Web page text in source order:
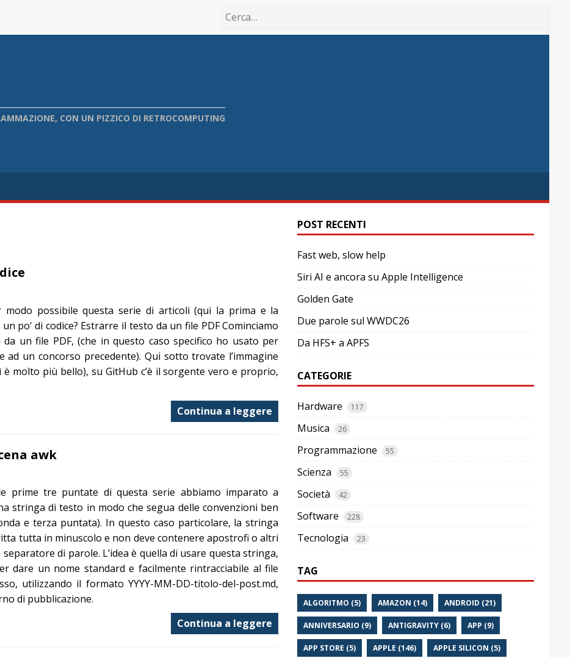
CON UN PIZZICO DI RETROCOMPUTING
modo possibile questa serie di articoli (qui la prima e la
po’ di codice? Estrarre il testo da un file PDF Cominciamo
un file PDF, (che in questo caso specifico ho usato per
un concorso precedente). Qui sotto trovate l’immagine
molto più bello), su GitHub c’è il sorgente vero e proprio,
Continua a leggere
awk
prime tre puntate di questa serie abbiamo imparato a
stringa di testo in modo che segua delle convenzioni ben
e terza puntata). In questo caso particolare, la stringa
tutta in minuscolo e non deve contenere apostrofi o altri
di parole. L’idea è quella di usare questa stringa,
dare un nome standard e facilmente rintracciabile al file
utilizzando il formato YYYY-MM-DD-titolo-del-post.md,
di pubblicazione.
Continua a leggere
POST RECENTI
Fast web, slow help
Siri AI e ancora su Apple Intelligence
Golden Gate
Due parole sul WWDC26
Da HFS+ a APFS
CATEGORIE
Hardware 117
Musica 26
Programmazione 55
Scienza 55
Società 42
Software 228
Tecnologia 23
TAG
ALGORITMO (5) AMAZON (14) ANDROID (21)
ANNIVERSARIO (9) ANTIGRAVITY (6) APP (9)
APP STORE (5) APPLE (146) APPLE SILICON (5)